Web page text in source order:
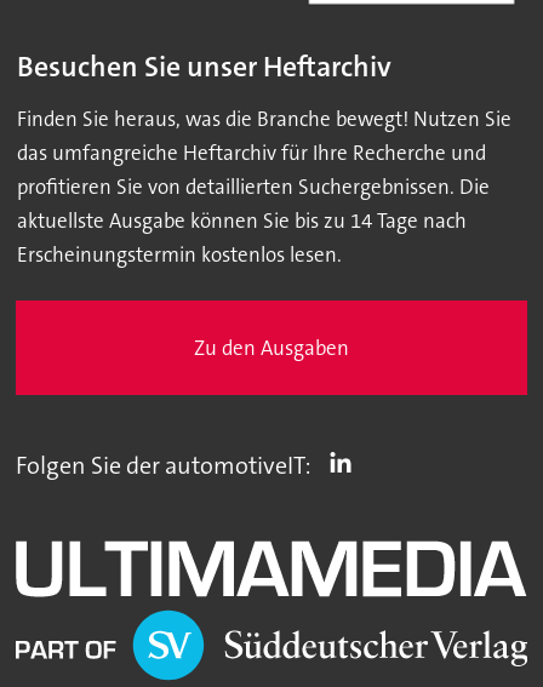
Besuchen Sie unser Heftarchiv
Finden Sie heraus, was die Branche bewegt! Nutzen Sie
das umfangreiche Heftarchiv für Ihre Recherche und
profitieren Sie von detaillierten Suchergebnissen. Die
aktuellste Ausgabe können Sie bis zu 14 Tage nach
Erscheinungstermin kostenlos lesen.
Zu den Ausgaben
Folgen Sie der automotiveIT: